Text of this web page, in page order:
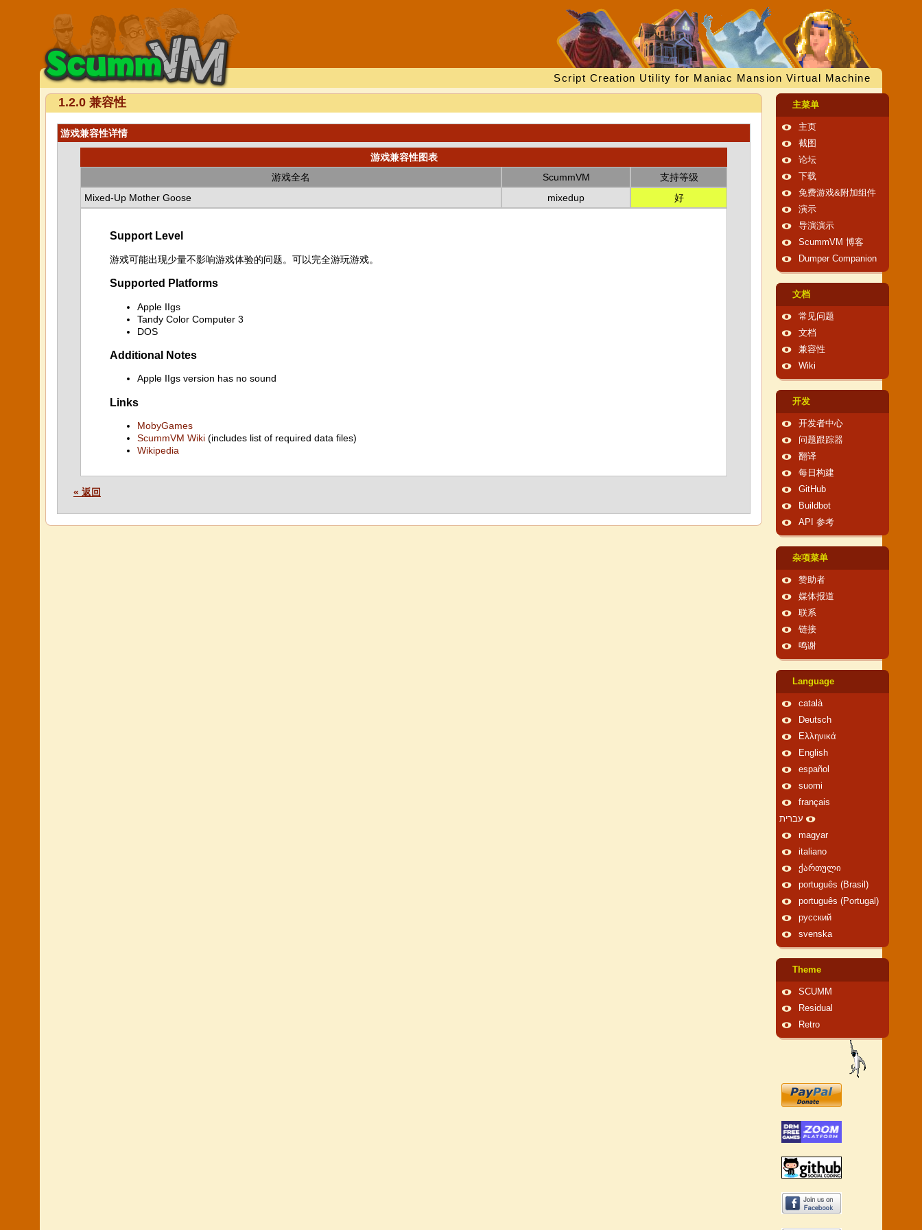
Script Creation Utility for Maniac Mansion Virtual Machine
1.2.0 兼容性
游戏兼容性详情
游戏兼容性图表
游戏全名
ScummVM
支持等级
Mixed-Up Mother Goose
mixedup 好
Support Level
游戏可能出现少量不影响游戏体验的问题。可以完全游玩游戏。
Supported Platforms
Apple IIgs
Tandy Color Computer 3
DOS
Additional Notes
Apple IIgs version has no sound
Links
MobyGames
ScummVM Wiki (includes list of required data files)
Wikipedia
« 返回
主菜单
主页
截图
论坛
下载
免费游戏&附加组件
演示
导演演示
ScummVM 博客
Dumper Companion
文档
常见问题
文档
兼容性
Wiki
开发
开发者中心
问题跟踪器
翻译
每日构建
GitHub
Buildbot
API 参考
杂项菜单
赞助者
媒体报道
联系
链接
鸣谢
Language
català
Deutsch
Ελληνικά
English
español
suomi
français
עברית
magyar
italiano
ქართული
português (Brasil)
português (Portugal)
русский
svenska
Theme
SCUMM
Residual
Retro